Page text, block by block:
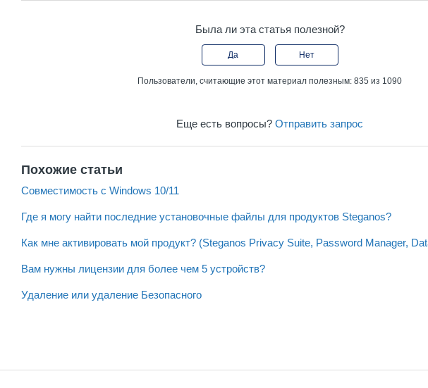
Была ли эта статья полезной?
Да Нет
Пользователи, считающие этот материал полезным: 835 из 1090
Еще есть вопросы?Отправить запрос
Похожие статьи
Совместимость с Windows 10/11
Где я могу найти последние установочные файлы для продуктов Steganos?
Как мне активировать мой продукт? (Steganos Privacy Suite, Password Manager,
Вам нужны лицензии для более чем 5 устройств?
Удаление или удаление Безопасного